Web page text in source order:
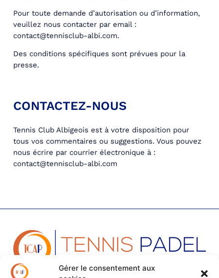
Gérer le consentement aux
Pour toute demande d’autorisation ou d’information,
veuillez nous contacter par email :
contact@tennisclub-albi.com.
Des conditions spécifiques sont prévues pour la
presse.
CONTACTEZ-NOUS
Tennis Club Albigeois est à votre disposition pour
tous vos commentaires ou suggestions. Vous pouvez
nous écrire par courrier électronique à :
contact@tennisclub-albi.com